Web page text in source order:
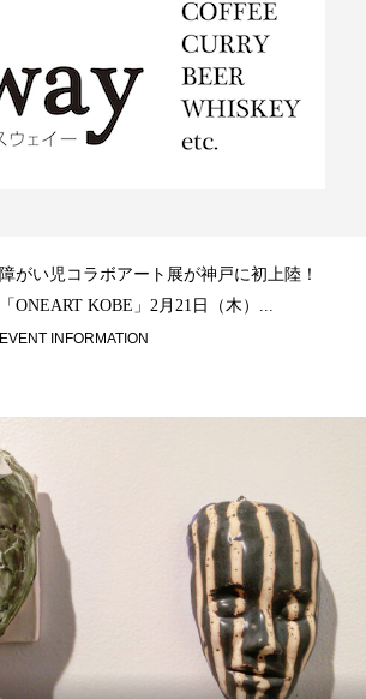
障がい児コラボアート展が神戸に初上陸！
「ONEART KOBE」2月21日（木）...
EVENT INFORMATION